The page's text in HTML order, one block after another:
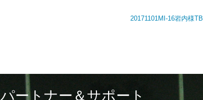
20171101MI-16岩内様TB
パートナー＆サポート